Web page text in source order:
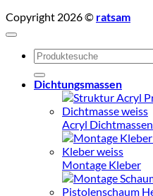
Copyright 2026 © ratsam
Suchen
nach:
Dichtungsmassen
Acryl Dichtmassen
Montage Kleber